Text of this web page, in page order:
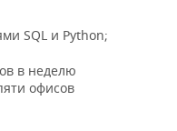
SQL и Python;
в неделю
офисов